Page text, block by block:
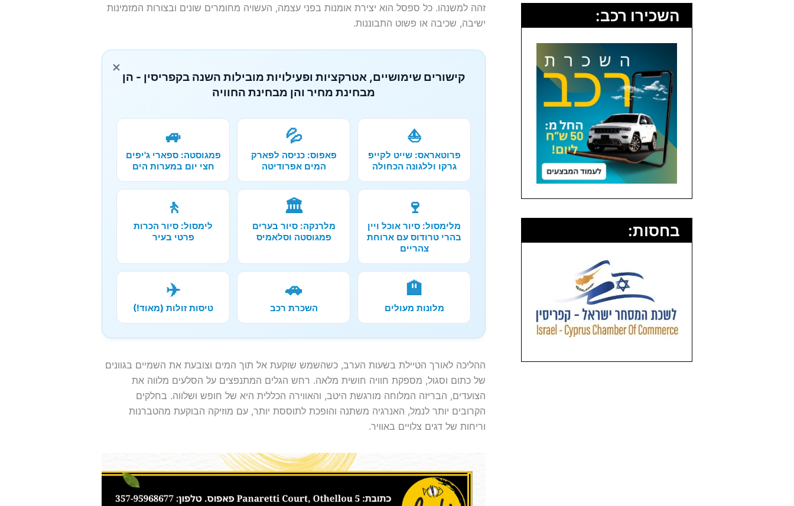
השכירו רכב:
בחסות:
זהה למשנהו. כל ספסל הוא יצירת אומנות בפני עצמה, העשויה מחומרים שונים ובצורות המזמינות
ישיבה, שכיבה או פשוט התבוננות.
×
קישורים שימושיים, אטרקציות ופעילויות מובילות השנה בקפריסין - הן
מבחינת מחיר והן מבחינת החוויה
⛵
פרוטאראס: שייט לקייפ
גרקו וללגונה הכחולה
💦
פאפוס: כניסה לפארק
המים אפרודיטה
🚙
פמגוסטה: ספארי ג'יפים
חצי יום במערות הים
🍷
מלימסול: סיור אוכל ויין
בהרי טרודוס עם ארוחת
צהריים
🏛️
מלרנקה: סיור בערים
פמגוסטה וסלאמיס
🚶
לימסול: סיור הכרות
פרטי בעיר
🏨
מלונות מעולים
🚗
השכרת רכב
✈️
טיסות זולות (מאוד!)
ההליכה לאורך הטיילת בשעות הערב, כשהשמש שוקעת אל תוך המים וצובעת את השמיים בגוונים
של כתום וסגול, מספקת חוויה חושית מלאה. רחש הגלים המתנפצים על הסלעים מלווה את
הצועדים, הבריזה המלוחה מורגשת היטב, והאווירה הכללית היא של חופש ושלווה. בחלקים
הקרובים יותר לנמל, האנרגיה משתנה והופכת לתוססת יותר, עם מוזיקה הבוקעת מהטברנות
וריחות של דגים צלויים באוויר.